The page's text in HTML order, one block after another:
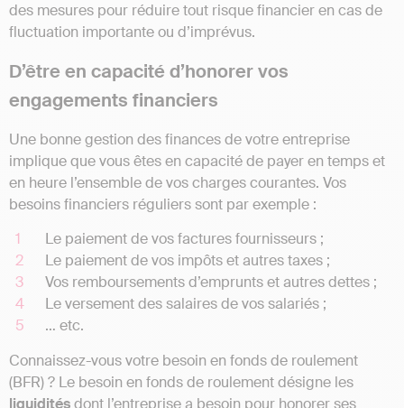
des mesures pour réduire tout risque financier en cas de
fluctuation importante ou d’imprévus.
D’être en capacité d’honorer vos
engagements financiers
Une bonne gestion des finances de votre entreprise
implique que vous êtes en capacité de payer en temps et
en heure l’ensemble de vos charges courantes. Vos
besoins financiers réguliers sont par exemple :
Le paiement de vos factures fournisseurs ;
Le paiement de vos impôts et autres taxes ;
Vos remboursements d’emprunts et autres dettes ;
Le versement des salaires de vos salariés ;
… etc.
Connaissez-vous votre besoin en fonds de roulement
(BFR) ? Le besoin en fonds de roulement désigne les
liquiditésdont l’entreprise a besoin pour honorer ses